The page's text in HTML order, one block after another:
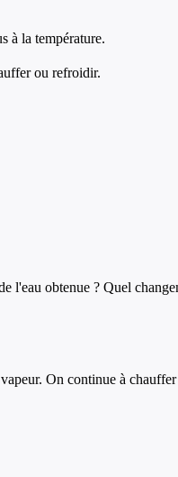
à la température.
ou refroidir.
l'eau obtenue ? Quel
On continue à